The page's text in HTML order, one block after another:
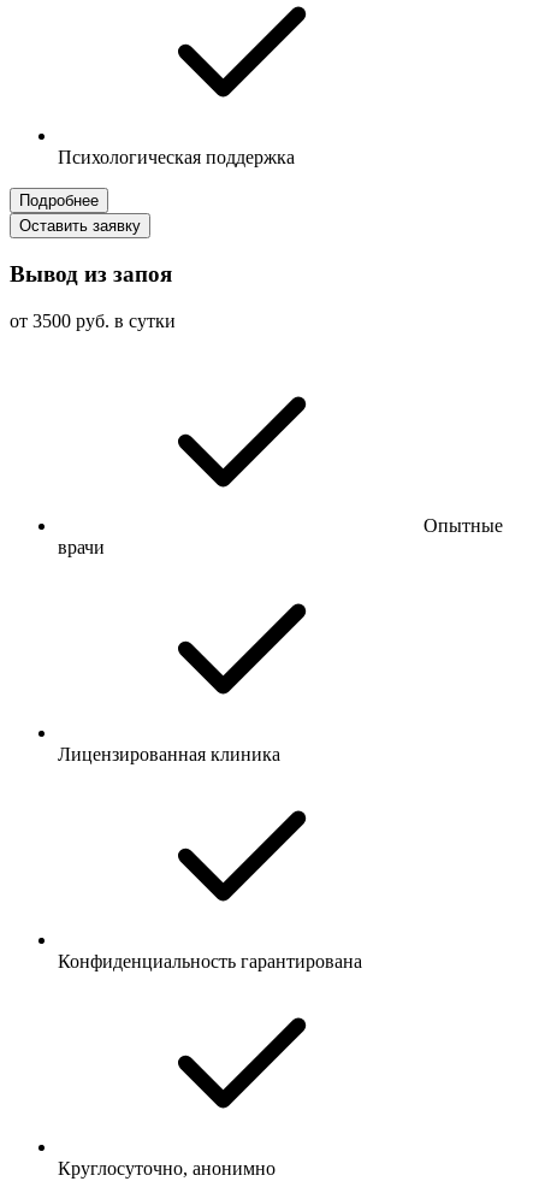
Психологическая поддержка
Подробнее
Оставить заявку
Вывод из запоя
от 3500 руб. в сутки
Опытные
врачи
Лицензированная клиника
Конфиденциальность гарантирована
Круглосуточно, анонимно